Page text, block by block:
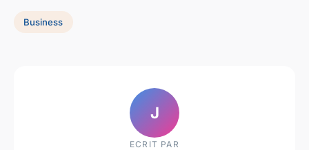
Business
J
ECRIT PAR